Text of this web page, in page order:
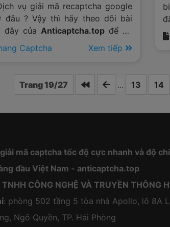
vụ giải mã recaptcha google
đâu ? Vậy thì hãy theo dõi bài
đây của Anticaptcha.top để có
cho mình.
Captcha Xem tiếp
Trang 19/27 ... 13 14
mã captcha tốc độ cực nhanh và độ
đầu Việt Nam - anticaptcha.top
CÔNG NGHỆ VÀ TRUYỀN THÔNG
: phòng 502 tầng 5 tòa nhà Apollo, lô 8A
Ngô Quyền, TP. Hải Phòng